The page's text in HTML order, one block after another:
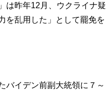
は昨年12月、ウクライナ疑
を乱用した」として罷免を
バイデン前副大統領に７～